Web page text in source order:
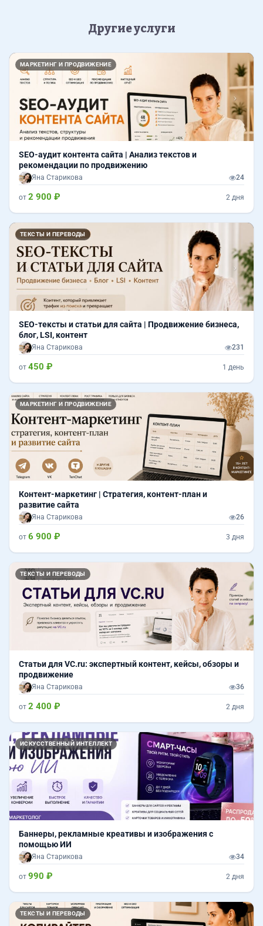
Другие услуги
МАРКЕТИНГ И ПРОДВИЖЕНИЕ
Назад
SEO-аудит контента сайта | Анализ текстов и
рекомендации по продвижению
Яна Старикова 24
от 2 900 ₽ 2 дня
ТЕКСТЫ И ПЕРЕВОДЫ
Назад
SEO-тексты и статьи для сайта | Продвижение бизнеса,
блог, LSI, контент
Яна Старикова 231
от 450 ₽ 1 день
МАРКЕТИНГ И ПРОДВИЖЕНИЕ
Контент-маркетинг | Стратегия, контент-план и
развитие сайта
Яна Старикова 26
от 6 900 ₽ 3 дня
ТЕКСТЫ И ПЕРЕВОДЫ
Статьи для VC.ru: экспертный контент, кейсы, обзоры и
продвижение
Яна Старикова 36
от 2 400 ₽ 2 дня
ИСКУССТВЕННЫЙ ИНТЕЛЛЕКТ
Баннеры, рекламные креативы и изображения с
помощью ИИ
Яна Старикова 34
от 990 ₽ 2 дня
ТЕКСТЫ И ПЕРЕВОДЫ